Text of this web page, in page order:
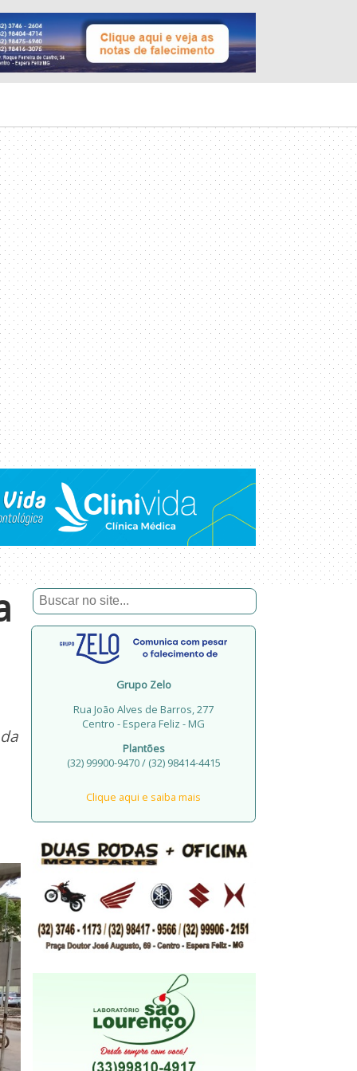
Grupo Zelo
Rua João Alves de Barros, 277
Centro - Espera Feliz - MG
Plantões
(32) 99900-9470 / (32) 98414-4415
Clique aqui e saiba mais